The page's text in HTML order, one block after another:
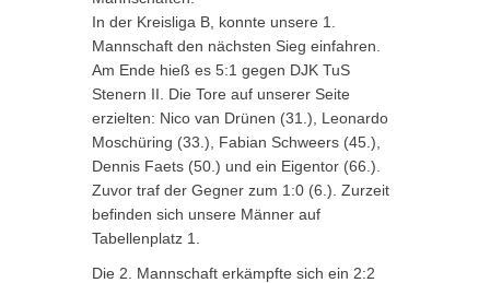
In der Kreisliga B, konnte unsere 1.
Mannschaft den nächsten Sieg einfahren.
Am Ende hieß es 5:1 gegen DJK TuS
Stenern II. Die Tore auf unserer Seite
erzielten: Nico van Drünen (31.), Leonardo
Moschüring (33.), Fabian Schweers (45.),
Dennis Faets (50.) und ein Eigentor (66.).
Zuvor traf der Gegner zum 1:0 (6.). Zurzeit
befinden sich unsere Männer auf
Tabellenplatz 1.
Die 2. Mannschaft erkämpfte sich ein 2:2